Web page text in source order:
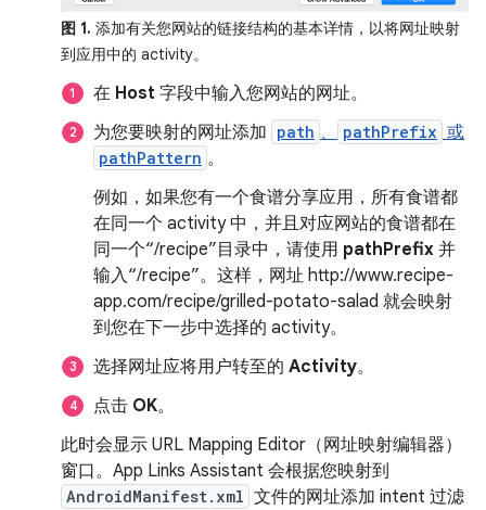
图 1. 添加有关您网站的链接结构的基本详情，以将网址映射
到应用中的 activity。
在 Host 字段中输入您网站的网址。
为您要映射的网址添加 path 、 pathPrefix 或
pathPattern 。
例如，如果您有一个食谱分享应用，所有食谱都
在同一个 activity 中，并且对应网站的食谱都在
同一个“/recipe”目录中，请使用 pathPrefix 并
输入“/recipe”。 这样，网址 http://www.recipe-
app.com/recipe/grilled-potato-salad 就会映射
到您在下一步中选择的 activity。
选择网址应将用户转至的 Activity。
点击 OK。
此时会显示 URL Mapping Editor（网址映射编辑器）
窗口。App Links Assistant 会根据您映射到
AndroidManifest.xml 文件的网址添加 intent 过滤